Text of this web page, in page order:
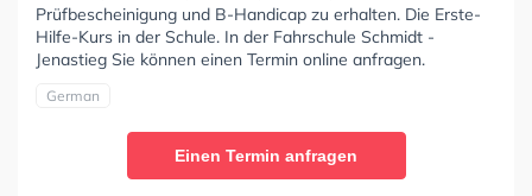
Prüfbescheinigung und B-Handicap zu erhalten. Die Erste-
Hilfe-Kurs in der Schule. In der Fahrschule Schmidt -
Jenastieg Sie können einen Termin online anfragen.
German
Einen Termin anfragen